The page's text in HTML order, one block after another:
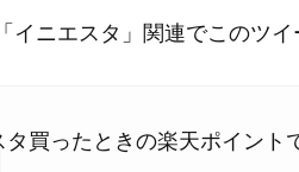
イニエスタ」関連でこのツイ
タ買ったときの楽天ポイント